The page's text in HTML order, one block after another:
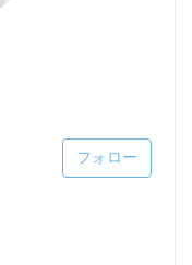
フォロー